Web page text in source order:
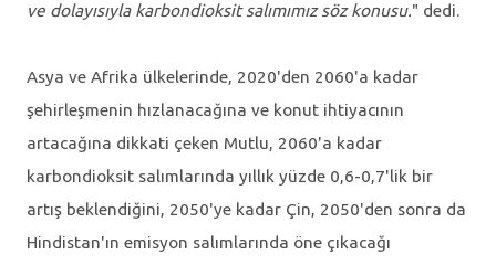
ve dolayısıyla karbondioksit salımımız söz konusu." dedi.
Asya ve Afrika ülkelerinde, 2020'den 2060'a kadar
şehirleşmenin hızlanacağına ve konut ihtiyacının
artacağına dikkati çeken Mutlu, 2060'a kadar
karbondioksit salımlarında yıllık yüzde 0,6-0,7'lik bir
artış beklendiğini, 2050'ye kadar Çin, 2050'den sonra da
Hindistan'ın emisyon salımlarında öne çıkacağı